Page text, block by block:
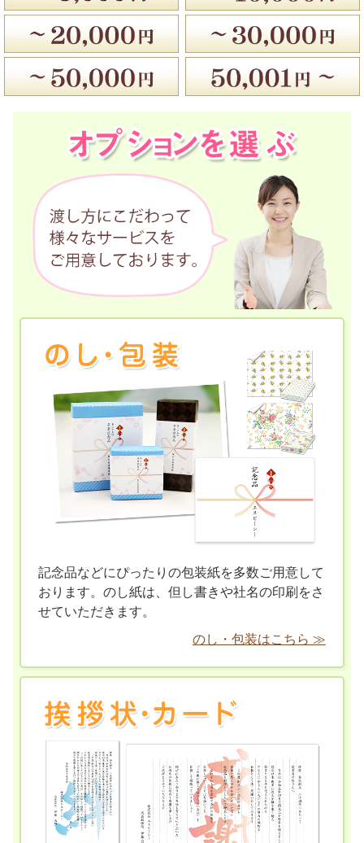
記念品などにぴったりの包装紙を多数ご用意して
おります。のし紙は、但し書きや社名の印刷をさ
せていただきます。
のし・包装はこちら ≫